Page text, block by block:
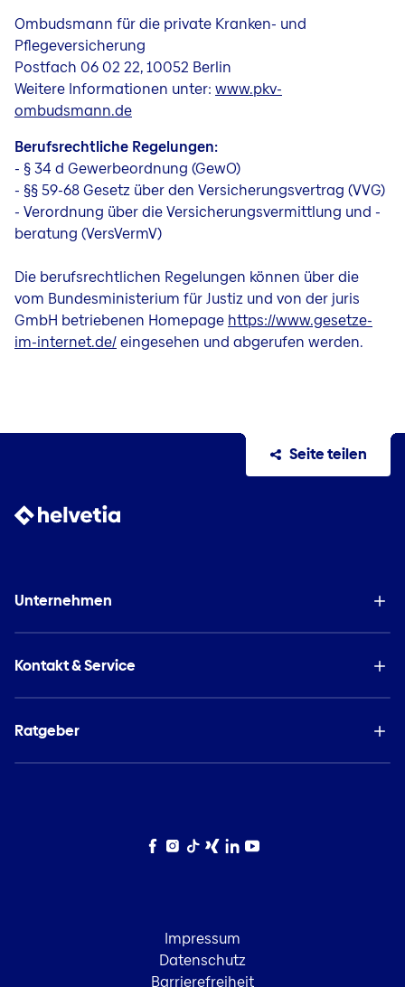
Ombudsmann für die private Kranken- und
Pflegeversicherung
Postfach 06 02 22, 10052 Berlin
Weitere Informationen unter: www.pkv-
ombudsmann.de
Berufsrechtliche Regelungen:
- § 34 d Gewerbeordnung (GewO)
- §§ 59-68 Gesetz über den Versicherungsvertrag (VVG)
- Verordnung über die Versicherungsvermittlung und -
beratung (VersVermV)
Die berufsrechtlichen Regelungen können über die
vom Bundesministerium für Justiz und von der juris
GmbH betriebenen Homepage https://www.gesetze-
im-internet.de/eingesehen und abgerufen werden.
Seite teilen
Unternehmen
Kontakt & Service
Ratgeber
Facebook
Instagram
TikTokXingLinkedIn
YouTube
Impressum
Datenschutz
Barrierefreiheit